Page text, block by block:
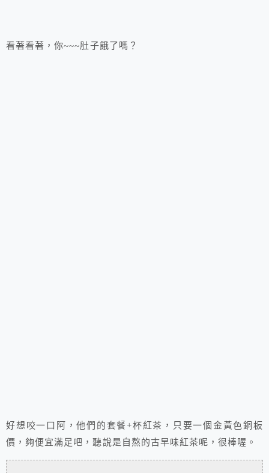
看著看著，你~~~肚子餓了嗎？
好想咬一口阿，他們的套餐+杯紅茶，只要一個金黃色銅板
價，夠便宜滿足吧，聽說是自熬的古早味紅茶呢，很棒喔。